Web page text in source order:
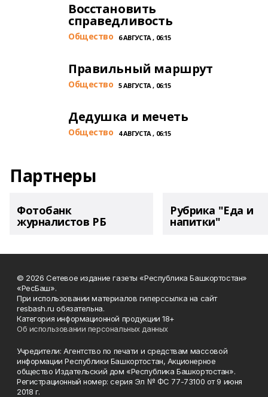
Восстановить
справедливость
Общество 6 АВГУСТА , 06:15
Правильный маршрут
Общество 5 АВГУСТА , 06:15
Дедушка и мечеть
Общество 4 АВГУСТА , 06:15
Партнеры
Фотобанк
журналистов РБ
Рубрика "Еда и
напитки"
© 2026 Сетевое издание газеты «Республика Башкортостан»
«РесБаш».
При использовании материалов гиперссылка на сайт
resbash.ru обязательна.
Категория информационной продукции 18+
Об использовании персональных данных
Учредители: Агентство по печати и средствам массовой
информации Республики Башкортостан, Акционерное
общество Издательский дом «Республика Башкортостан».
Регистрационный номер: серия Эл № ФС 77-73100 от 9 июня
2018 г.